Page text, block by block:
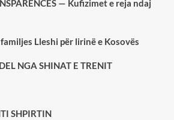
— Kufizimet e reja ndaj
Lleshi për lirinë e Kosovës
NGA SHINAT E TRENIT
SHPIRTIN